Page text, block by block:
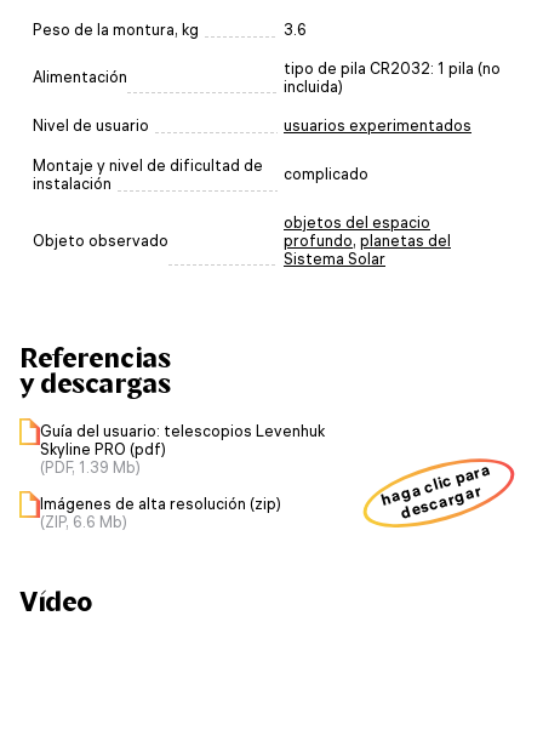
Peso de la montura, kg 3.6
Alimentación
tipo de pila CR2032: 1 pila (no
incluida)
Nivel de usuario usuarios experimentados
Montaje y nivel de dificultad de
instalación
complicado
Objeto observado
objetos del espacio
profundo, planetas del
Sistema Solar
Referencias
y descargas
Guía del usuario: telescopios Levenhuk
Skyline PRO (pdf)
(PDF, 1.39 Mb)
Imágenes de alta resolución (zip)
(ZIP, 6.6 Mb)
haga clic para
descargar
Vídeo